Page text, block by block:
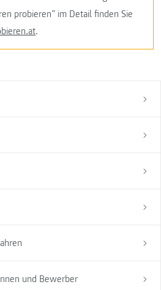
und Bewerber
probieren” im Detail finden Sie
.